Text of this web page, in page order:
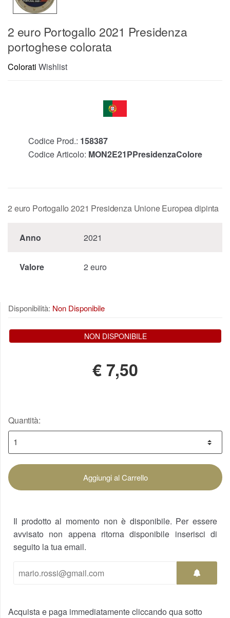
2 euro Portogallo 2021 Presidenza
portoghese colorata
Colorati Wishlist
Codice Prod.: 158387
Codice Articolo: MON2E21PPresidenzaColore
2 euro Portogallo 2021 Presidenza Unione Europea dipinta
Anno 2021
Valore 2 euro
Disponibilità: Non Disponibile
NON DISPONIBILE
€ 7,50
Quantità:
Aggiungi al Carrello
Il prodotto al momento non è disponibile. Per essere
avvisato non appena ritorna disponibile inserisci di
seguito la tua email.
Acquista e paga immediatamente cliccando qua sotto